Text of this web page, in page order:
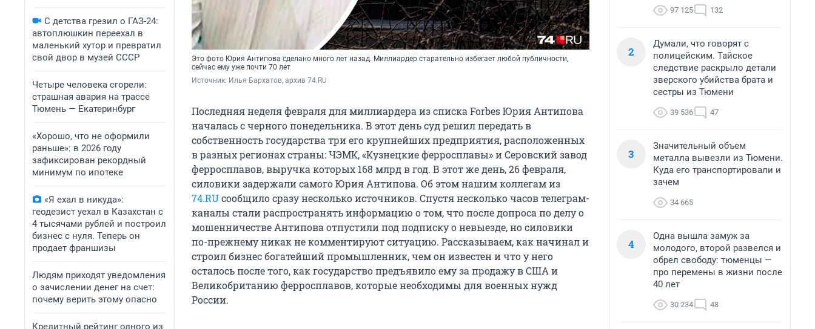
С детства грезил о ГАЗ-24:
автоплюшкин переехал в
маленький хутор и превратил
свой двор в музей СССР
Четыре человека сгорели:
страшная авария на трассе
Тюмень — Екатеринбург
«Хорошо, что не оформили
раньше»: в 2026 году
зафиксирован рекордный
минимум по ипотеке
«Я ехал в никуда»:
геодезист уехал в Казахстан с
4 тысячами рублей и построил
бизнес с нуля. Теперь он
продает франшизы
Людям приходят уведомления
о зачислении денег на счет:
почему верить этому опасно
Кредитный рейтинг одного из
Это фото Юрия Антипова сделано много лет назад. Миллиардер старательно избегает любой публичности,
сейчас ему уже почти 70 лет
Источник: Илья Бархатов, архив 74.RU
Последняя неделя февраля для миллиардера из списка Forbes Юрия Антипова
началась с черного понедельника. В этот день суд решил передать в
собственность государства три его крупнейших предприятия, расположенных
в разных регионах страны: ЧЭМК, «Кузнецкие ферросплавы» и Серовский завод
ферросплавов, выручка которых 168 млрд в год. В этот же день, 26 февраля,
силовики задержали самого Юрия Антипова. Об этом нашим коллегам из
74.RUсообщило сразу несколько источников. Спустя несколько часов телеграм-
каналы стали распространять информацию о том, что после допроса по делу о
мошенничестве Антипова отпустили под подписку о невыезде, но силовики
по-прежнему никак не комментируют ситуацию. Рассказываем, как начинал и
строил бизнес богатейший промышленник, чем он известен и что у него
осталось после того, как государство предъявило ему за продажу в США и
Великобританию ферросплавов, которые необходимы для военных нужд
России.
97 125 132
2
Думали, что говорят с
полицейским. Тайское
следствие раскрыло детали
зверского убийства брата и
сестры из Тюмени
39 536 47
3
Значительный объем
металла вывезли из Тюмени.
Куда его транспортировали и
зачем
34 665
4
Одна вышла замуж за
молодого, второй развелся и
обрел свободу: тюменцы —
про перемены в жизни после
40 лет
30 234 48